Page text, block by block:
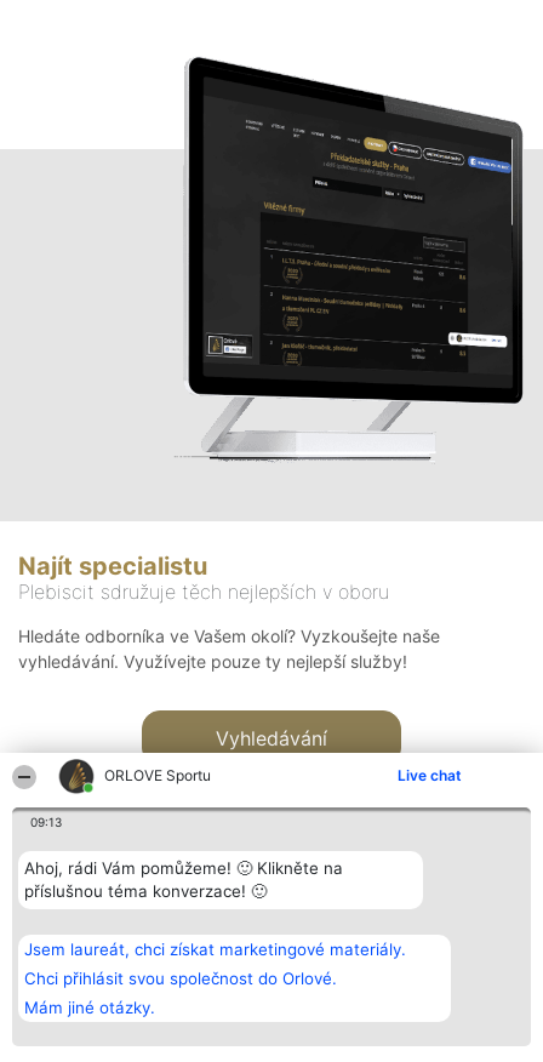
ORLOVE Sportu Live chat
09:13
Ahoj, rádi Vám pomůžeme! 🙂 Klikněte na
příslušnou téma konverzace! 🙂
Jsem laureát, chci získat marketingové materiály.
Chci přihlásit svou společnost do Orlové.
Mám jiné otázky.
Najít specialistu
Plebiscit sdružuje těch nejlepších v oboru
Hledáte odborníka ve Vašem okolí? Vyzkoušejte naše
vyhledávání. Využívejte pouze ty nejlepší služby!
Vyhledávání
Bright Side Solutions sp. z o.
o. sp. k.
ul. Ruska 22
Wrocław 50-079
KRS 0000749100 | Regon
381313360 | NIP 8943132676
Vítězové
Seznam všech
laureátů
Zásady
Zásady
Kontakt